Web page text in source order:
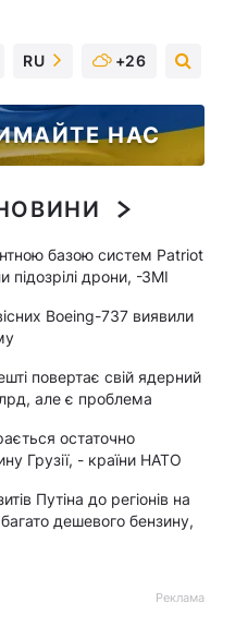
RU +26
НАС
базою систем Patriot
підозрілі дрони, -ЗМІ
Boeing-737 виявили
повертає свій ядерний
але є проблема
остаточно
Грузії, - країни НАТО
Путіна до регіонів на
дешевого бензину,
Реклама